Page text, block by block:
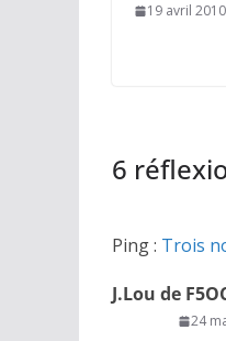
19 avril 2010
6
Ping : Trois
J.Lou de
24